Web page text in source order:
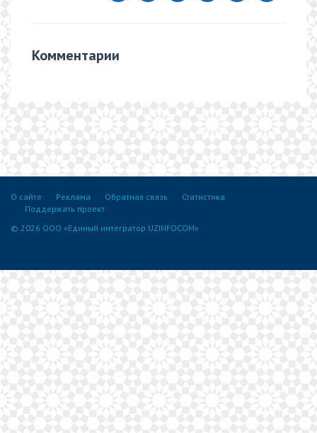
Комментарии
О сайте Реклама Обратная связь
Статистика
Поддержать проект
© 2026 ООО «Единый интегратор UZINFOCOM»